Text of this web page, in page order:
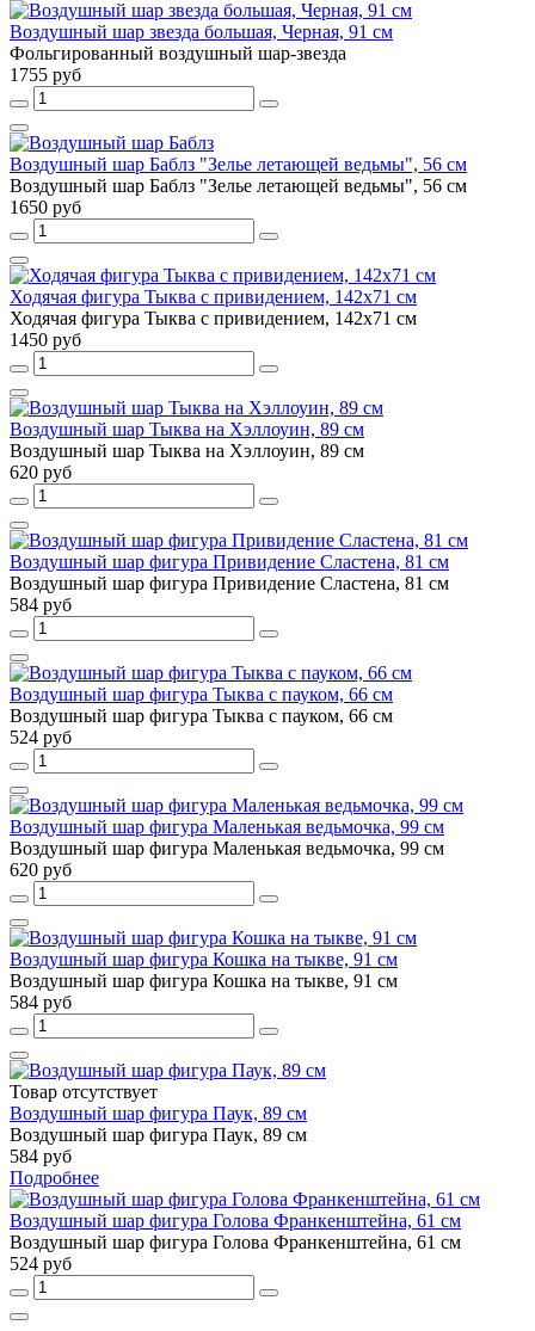
Воздушный шар звезда большая, Черная, 91 см
Фольгированный воздушный шар-звезда
1755 руб
Воздушный шар Баблз "Зелье летающей ведьмы", 56 см
Воздушный шар Баблз "Зелье летающей ведьмы", 56 см
1650 руб
Ходячая фигура Тыква с привидением, 142х71 см
Ходячая фигура Тыква с привидением, 142х71 см
1450 руб
Воздушный шар Тыква на Хэллоуин, 89 см
Воздушный шар Тыква на Хэллоуин, 89 см
620 руб
Воздушный шар фигура Привидение Сластена, 81 см
Воздушный шар фигура Привидение Сластена, 81 см
584 руб
Воздушный шар фигура Тыква с пауком, 66 см
Воздушный шар фигура Тыква с пауком, 66 см
524 руб
Воздушный шар фигура Маленькая ведьмочка, 99 см
Воздушный шар фигура Маленькая ведьмочка, 99 см
620 руб
Воздушный шар фигура Кошка на тыкве, 91 см
Воздушный шар фигура Кошка на тыкве, 91 см
584 руб
Товар отсутствует
Воздушный шар фигура Паук, 89 см
Воздушный шар фигура Паук, 89 см
584 руб
Подробнее
Воздушный шар фигура Голова Франкенштейна, 61 см
Воздушный шар фигура Голова Франкенштейна, 61 см
524 руб